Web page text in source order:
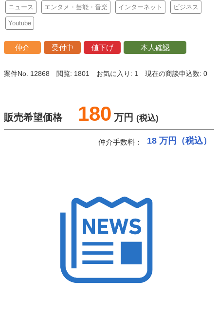
ニュース エンタメ・芸能・音楽 インターネット ビジネス
Youtube
仲介 受付中 値下げ 本人確認
案件No. 12868 閲覧: 1801 お気に入り: 1 現在の商談申込数: 0
販売希望価格 180 万円 (税込)
仲介手数料： 18 万円（税込）